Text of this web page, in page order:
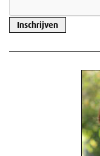
Inschrijven